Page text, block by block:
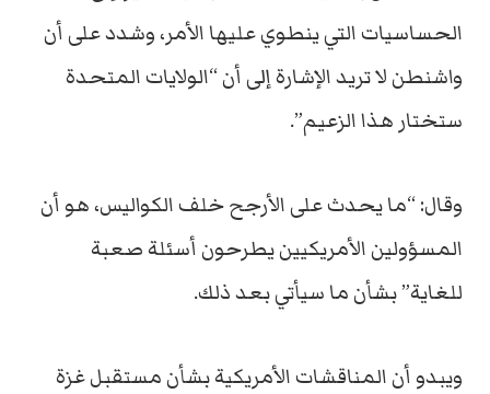
الحساسيات التي ينطوي عليها الأمر، وشدد على أن
واشنطن لا تريد الإشارة إلى أن “الولايات المتحدة
ستختار هذا الزعيم”.
وقال: “ما يحدث على الأرجح خلف الكواليس، هو أن
المسؤولين الأمريكيين يطرحون أسئلة صعبة
للغاية” بشأن ما سيأتي بعد ذلك.
ويبدو أن المناقشات الأمريكية بشأن مستقبل غزة